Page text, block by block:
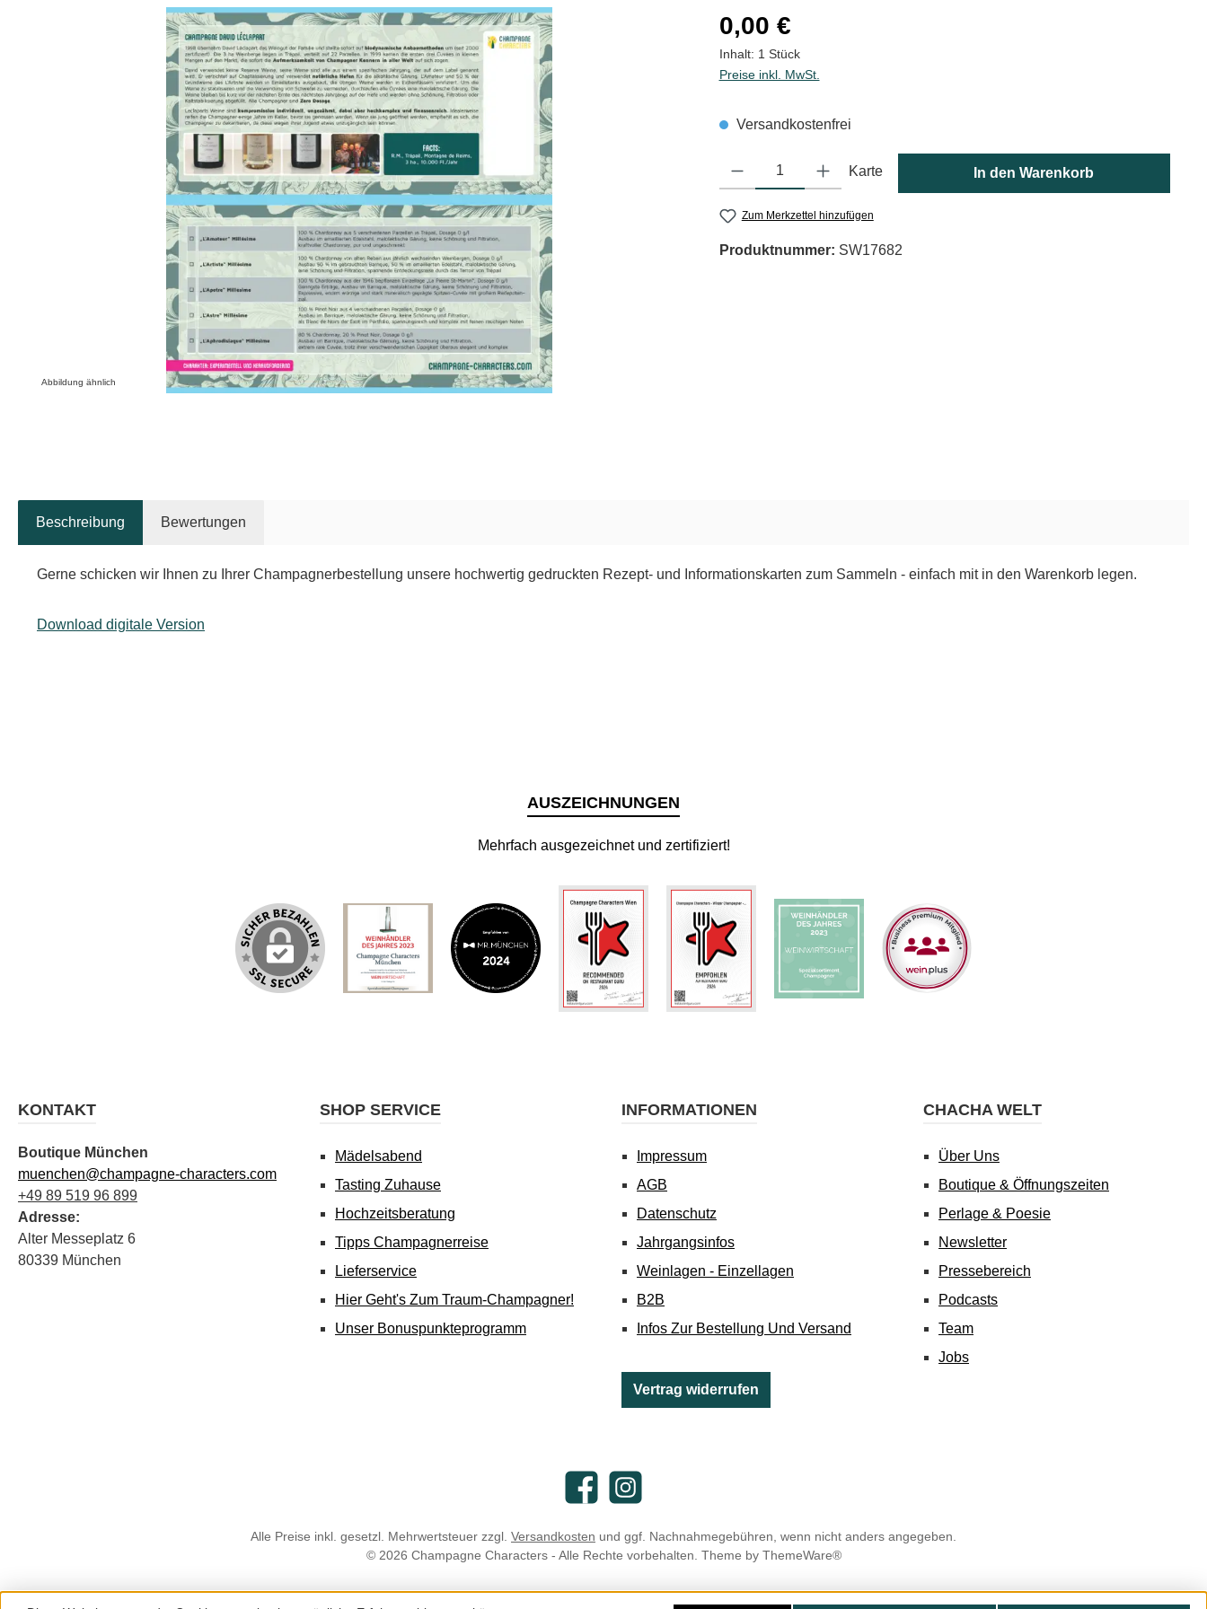
Bildergalerie überspringen
Abbildung ähnlich
Regulärer Preis:
0,00 €
Inhalt: 1 Stück
Preise inkl. MwSt.
Versandkostenfrei
Produkt Anzahl: Gib den gewünschten Wert ein oder benutze die Schaltflächen um
Karte In den Warenkorb
Zum Merkzettel hinzufügen
Produktnummer: SW17682
Beschreibung Bewertungen
Gerne schicken wir Ihnen zu Ihrer Champagnerbestellung unsere hochwertig gedruckten Rezept- und Informationskarten zum Sammeln - einfach mit in den Warenkorb legen.
Download digitale Version
AUSZEICHNUNGEN
Mehrfach ausgezeichnet und zertifiziert!
KONTAKT
Boutique München
muenchen@champagne-characters.com
+49 89 519 96 899
Adresse:
Alter Messeplatz 6
80339 München
SHOP SERVICE
Mädelsabend
Tasting Zuhause
Hochzeitsberatung
Tipps Champagnerreise
Lieferservice
Hier Geht's Zum Traum-Champagner!
Unser Bonuspunkteprogramm
INFORMATIONEN
Impressum
AGB
Datenschutz
Jahrgangsinfos
Weinlagen - Einzellagen
B2B
Infos Zur Bestellung Und Versand
Vertrag widerrufen
CHACHA WELT
Über Uns
Boutique & Öffnungszeiten
Perlage & Poesie
Newsletter
Pressebereich
Podcasts
Team
Jobs
FacebookInstagram
Alle Preise inkl. gesetzl. Mehrwertsteuer zzgl. Versandkosten und ggf. Nachnahmegebühren, wenn nicht anders angegeben.
© 2026 Champagne Characters - Alle Rechte vorbehalten. Theme by ThemeWare®